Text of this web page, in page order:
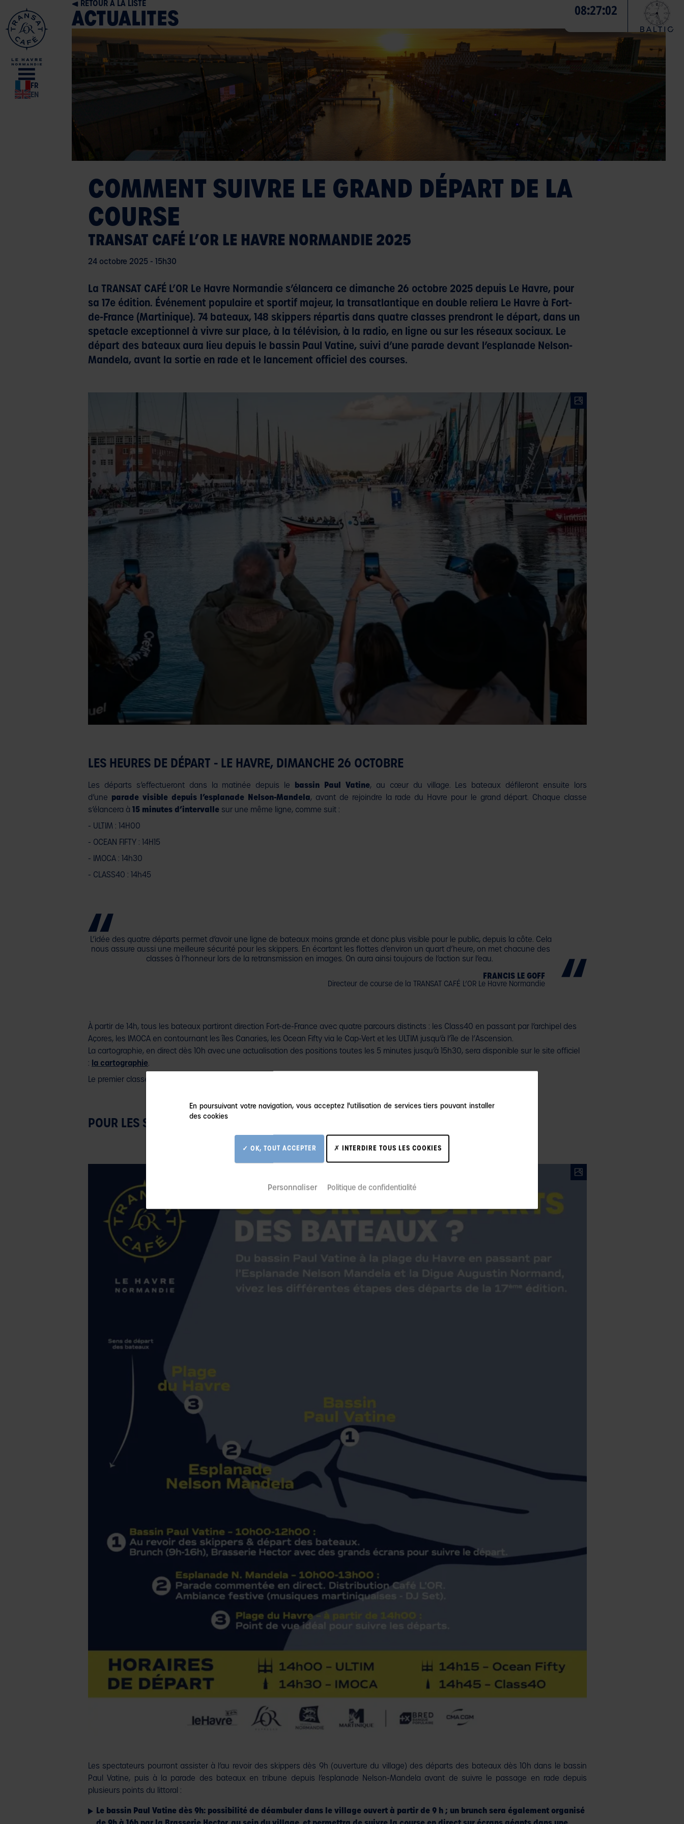
08:27:03
BOUTIQUE
OFFICIELLE
MENU
FR
EN
RETOUR À LA LISTE
ACTUALITES
COMMENT SUIVRE LE GRAND DÉPART DE LA
COURSE
TRANSAT CAFÉ L’OR LE HAVRE NORMANDIE 2025
24 octobre 2025 - 15h30
La TRANSAT CAFÉ L’OR Le Havre Normandie s’élancera ce dimanche 26 octobre 2025 depuis Le Havre, pour
sa 17e édition. Événement populaire et sportif majeur, la transatlantique en double reliera Le Havre à Fort-
de-France (Martinique). 74 bateaux, 148 skippers répartis dans quatre classes prendront le départ, dans un
spetacle exceptionnel à vivre sur place, à la télévision, à la radio, en ligne ou sur les réseaux sociaux. Le
départ des bateaux aura lieu depuis le bassin Paul Vatine, suivi d’une parade devant l’esplanade Nelson-
Mandela, avant la sortie en rade et le lancement officiel des courses.
LES HEURES DE DÉPART - LE HAVRE, DIMANCHE 26 OCTOBRE
Les départs s’effectueront dans la matinée depuis le bassin Paul Vatine, au cœur du village. Les bateaux défileront ensuite lors
d’une parade visible depuis l’esplanade Nelson-Mandela, avant de rejoindre la rade du Havre pour le grand départ. Chaque classe
s’élancera à 15 minutes d’intervalle sur une même ligne, comme suit :
- ULTIM : 14H00
- OCEAN FIFTY : 14H15
- IMOCA : 14h30
- CLASS40 : 14h45
L’idée des quatre départs permet d’avoir une ligne de bateaux moins grande et donc plus visible pour le public, depuis la côte. Cela
nous assure aussi une meilleure sécurité pour les skippers. En écartant les flottes d’environ un quart d’heure, on met chacune des
classes à l’honneur lors de la retransmission en images. On aura ainsi toujours de l’action sur l’eau.
FRANCIS LE GOFF
Directeur de course de la TRANSAT CAFÉ L’OR Le Havre Normandie
À partir de 14h, tous les bateaux partiront direction Fort-de-France avec quatre parcours distincts : les Class40 en passant par l’archipel des
Açores, les IMOCA en contournant les îles Canaries, les Ocean Fifty via le Cap-Vert et les ULTIM jusqu’à l’île de l’Ascension.
La cartographie, en direct dès 10h avec une actualisation des positions toutes les 5 minutes jusqu’à 15h30, sera disponible sur le site officiel
:
la cartographie.
Le premier classement sera mis en ligne à 16h et actualisé toutes les heures.
POUR LES SPECTATEURS DEPUIS LE HAVRE
Les spectateurs pourront assister à l’au revoir des skippers dès 9h (ouverture du village) des départs des bateaux dès 10h dans le bassin
Paul Vatine, puis à la parade des bateaux en tribune depuis l’esplanade Nelson-Mandela avant de suivre le passage en rade depuis
plusieurs points du littoral :
Le bassin Paul Vatine dès 9h: possibilité de déambuler dans le village ouvert à partir de 9 h ; un brunch sera également organisé
En poursuivant votre navigation, vous acceptez l'utilisation de services tiers pouvant installer
des cookies
OK, TOUT ACCEPTER INTERDIRE TOUS LES COOKIES
Personnaliser Politique de confidentialité